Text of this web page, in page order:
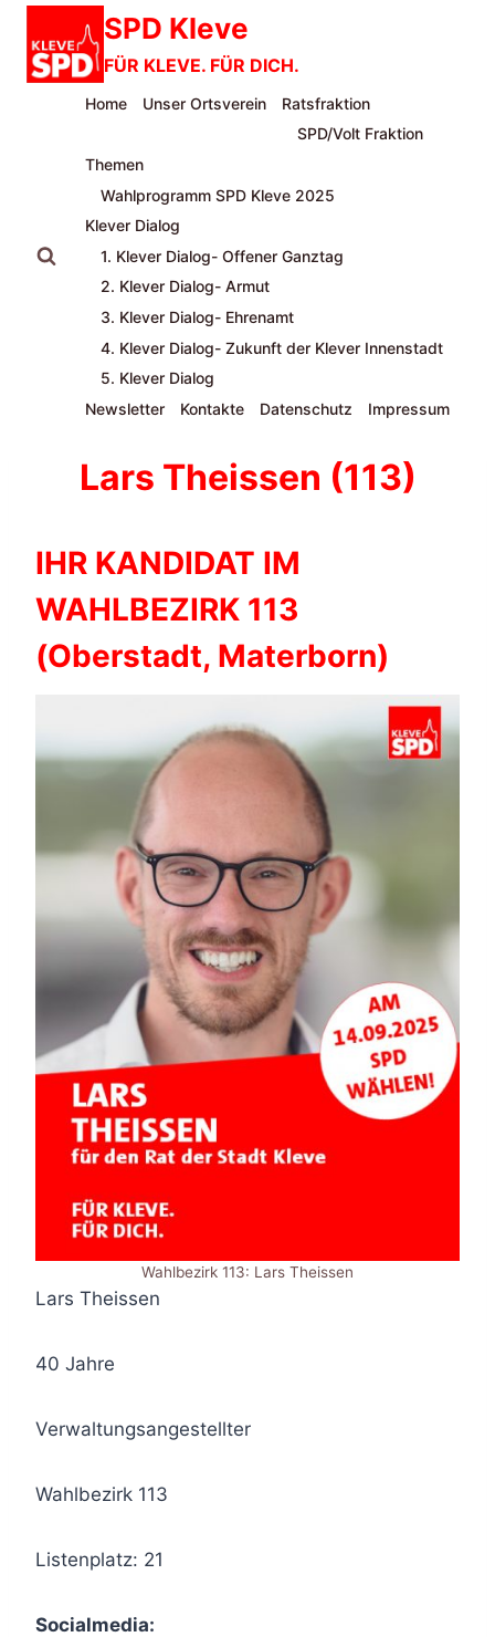
Inhalt
springen
SPD Kleve
FÜR KLEVE. FÜR DICH.
Home Unser Ortsverein
Ratsfraktion
SPD/Volt Fraktion
Themen
Wahlprogramm SPD Kleve 2025
Klever Dialog
1. Klever Dialog- Offener Ganztag
2. Klever Dialog- Armut
3. Klever Dialog- Ehrenamt
4. Klever Dialog- Zukunft der Klever Innenstadt
5. Klever Dialog
Newsletter
Kontakte Datenschutz Impressum
Lars Theissen (113)
IHR KANDIDAT IM
WAHLBEZIRK 113
(Oberstadt, Materborn)
Wahlbezirk 113: Lars Theissen
Lars Theissen
40 Jahre
Verwaltungsangestellter
Wahlbezirk 113
Listenplatz: 21
Socialmedia: